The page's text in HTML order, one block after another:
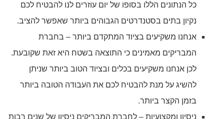
כל הנתונים הללו בסופו של יום עוזרים לנו להבטיח לכם
נקיון בתים בסטנדרטים הגבוהים ביותר שאפשר להציב.
אנחנו משקיעים בציוד המתקדם ביותר – בחברת
המבריקים מאמינים כי התוצאה בשטח היא זאת שקובעת.
לכן אנחנו משקיעים בכלים ובציוד הטוב ביותר שניתן
להשיג על מנת להבטיח לכם את העבודה הטובה ביותר
בזמן הקצר ביותר.
ניסיון ומקצועיות – לחברת המבריקים ניסיון של שנים רבות